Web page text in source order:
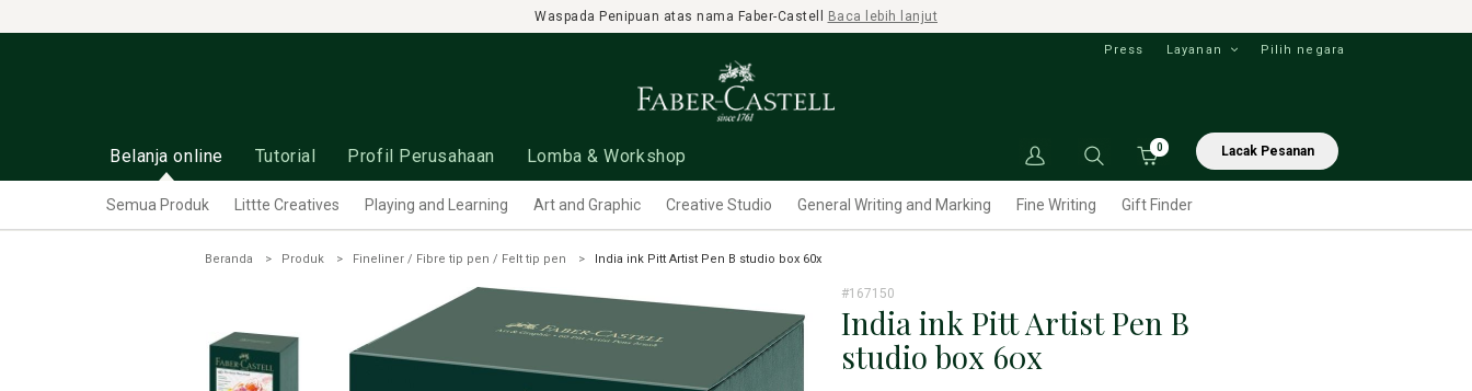
Waspada Penipuan atas nama Faber-Castell Baca lebih lanjut
Belanja online Tutorial Profil Perusahaan Lomba & Workshop
Press Layanan Pilih negara
0 Lacak Pesanan
Semua Produk Littte Creatives Playing and Learning Art and Graphic Creative Studio General Writing and Marking Fine Writing Gift Finder
Beranda Produk Fineliner / Fibre tip pen / Felt tip pen India ink Pitt Artist Pen B studio box 60x
#167150
India ink Pitt Artist Pen B
studio box 60x